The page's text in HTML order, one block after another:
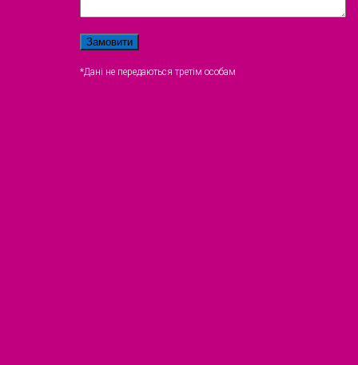
*Дані не передаються третім особам